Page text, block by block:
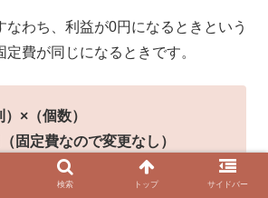
なわち、利益が0円になるときという
費が同じになるときです。
×（個数）
固定費なので変更なし）
検索 トップ サイドバー